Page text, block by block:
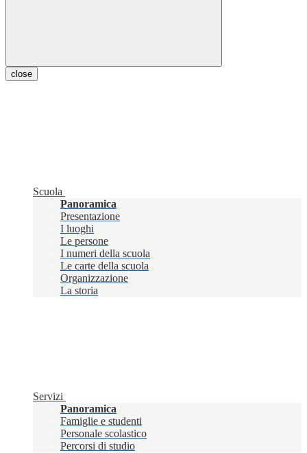
close
Scuola
Panoramica
Presentazione
I luoghi
Le persone
I numeri della scuola
Le carte della scuola
Organizzazione
La storia
Servizi
Panoramica
Famiglie e studenti
Personale scolastico
Percorsi di studio